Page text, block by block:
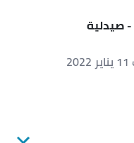
- صيدلية